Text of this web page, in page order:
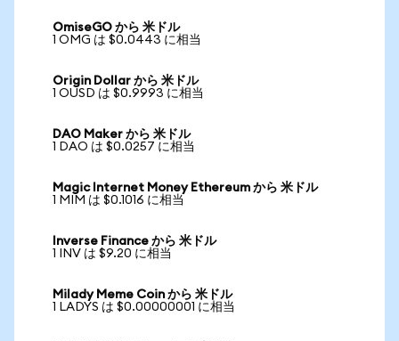
OmiseGO から 米ドル
1 OMG は $0.0443 に相当
Origin Dollar から 米ドル
1 OUSD は $0.9993 に相当
DAO Maker から 米ドル
1 DAO は $0.0257 に相当
Magic Internet Money Ethereum から 米ドル
1 MIM は $0.1016 に相当
Inverse Finance から 米ドル
1 INV は $9.20 に相当
Milady Meme Coin から 米ドル
1 LADYS は $0.00000001 に相当